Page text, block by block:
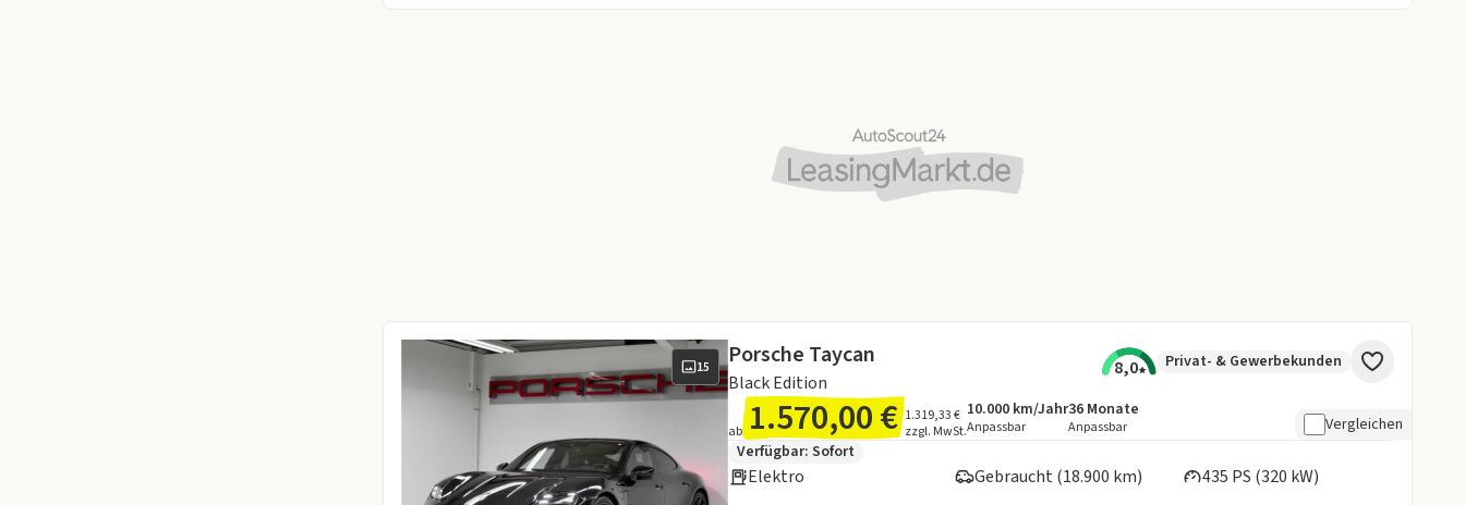
15 Porsche Taycan
Black Edition
8,0 Privat- & Gewerbekunden
ab 1.570,00 € 1.319,33 €
zzgl. MwSt.
Angebotsdetails:
Inklusive Laufleistung
10.000 km/Jahr
Anpassbar
Laufzeit
36 Monate
Anpassbar Vergleichen
Zusätzliche Fahrzeuginformationen:
Verfügbar: Sofort
Elektro Gebraucht (18.900 km)
435 PS (320 kW)